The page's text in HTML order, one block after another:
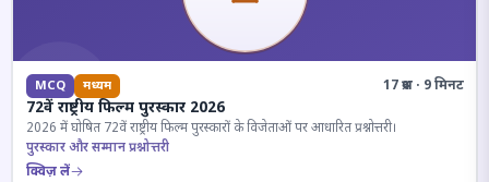
MCQ मध्यम 17 प्रश्न · 9 मिनट
72वें राष्ट्रीय फिल्म पुरस्कार 2026
2026 में घोषित 72वें राष्ट्रीय फिल्म पुरस्कारों के विजेताओं पर आधारित प्रश्नोत्तरी।
पुरस्कार और सम्मान प्रश्नोत्तरी
क्विज़ लें